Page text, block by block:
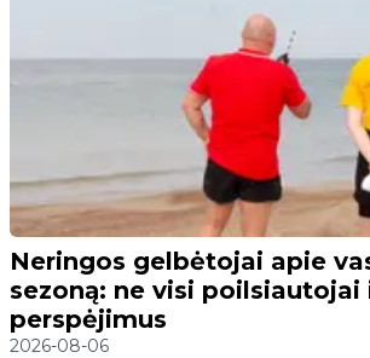
Neringos gelbėtojai apie
sezoną: ne visi poilsiautojai
perspėjimus
2026-08-06